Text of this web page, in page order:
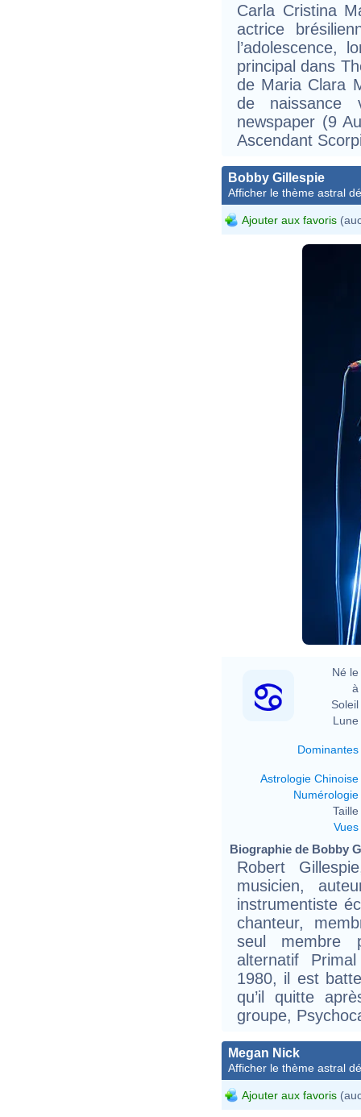
Carla Cristina
actrice
l’adolescence,
principal dans
de Maria Clara
de naissance
newspaper (9
Ascendant
Bobby Gillespie
Afficher le thème astral
Ajouter aux favoris
Né le
à
Soleil
Lune
Dominantes
Astrologie Chinoise
Numérologie
Taille
Vues
Biographie de Bobby
Robert
musicien,
instrumentiste
chanteur,
seul membre
alternatif
1980, il est
qu’il quitte
groupe,
Megan Nick
Afficher le thème astral
Ajouter aux favoris